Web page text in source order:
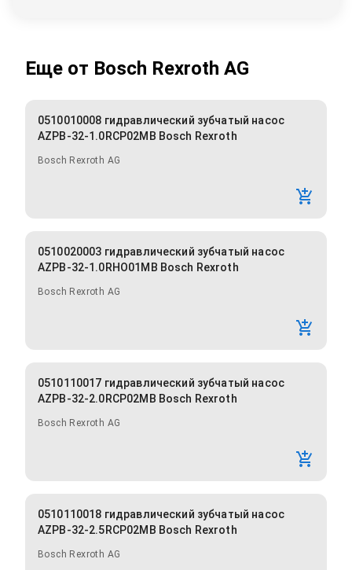
Еще от Bosch Rexroth AG
0510010008 гидравлический зубчатый насос
AZPB-32-1.0RCP02MB Bosch Rexroth
Bosch Rexroth AG
0510020003 гидравлический зубчатый насос
AZPB-32-1.0RHO01MB Bosch Rexroth
Bosch Rexroth AG
0510110017 гидравлический зубчатый насос
AZPB-32-2.0RCP02MB Bosch Rexroth
Bosch Rexroth AG
0510110018 гидравлический зубчатый насос
AZPB-32-2.5RCP02MB Bosch Rexroth
Bosch Rexroth AG